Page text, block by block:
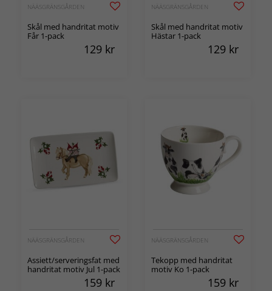
NÄÄSGRÄNSGÅRDEN
Skål med handritat motiv
Får 1-pack
129 kr
NÄÄSGRÄNSGÅRDEN
Skål med handritat motiv
Hästar 1-pack
129 kr
NÄÄSGRÄNSGÅRDEN
Assiett/serveringsfat med
handritat motiv Jul 1-pack
159 kr
NÄÄSGRÄNSGÅRDEN
Tekopp med handritat
motiv Ko 1-pack
159 kr